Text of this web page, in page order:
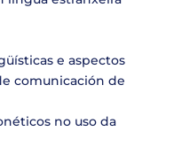
e aspectos
comunicación de
no uso da